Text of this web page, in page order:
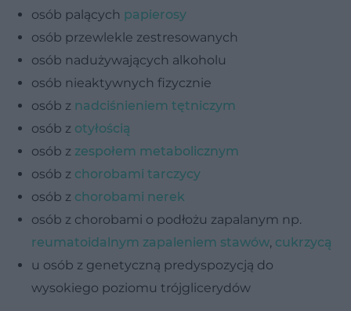
osób palących papierosy
osób przewlekle zestresowanych
osób nadużywających alkoholu
osób nieaktywnych fizycznie
osób z nadciśnieniem tętniczym
osób z otyłością
osób z zespołem metabolicznym
osób z chorobami tarczycy
osób z chorobami nerek
osób z chorobami o podłożu zapalanym np.
reumatoidalnym zapaleniem stawów, cukrzycą
u osób z genetyczną predyspozycją do
wysokiego poziomu trójglicerydów